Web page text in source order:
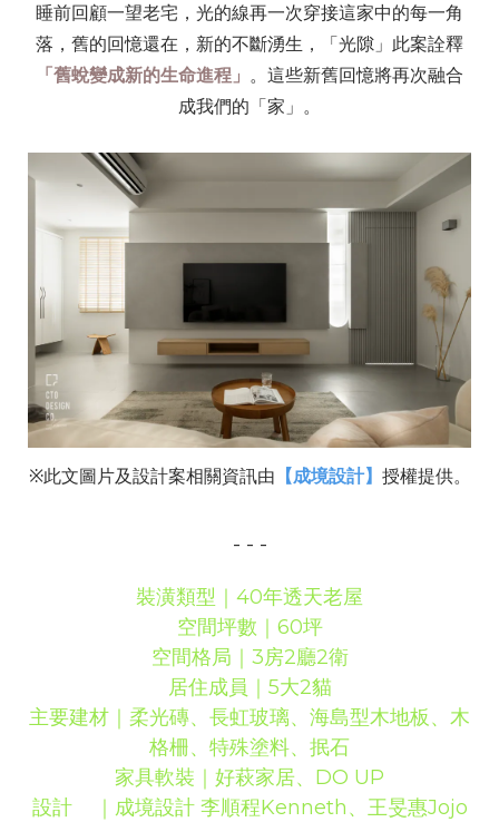
睡前回顧一望老宅，光的線再一次穿接這家中的每一角
落，舊的回憶還在，新的不斷湧生，「光隙」此案詮釋
「舊蛻變成新的生命進程」 。這些新舊回憶將再次融合
成我們的「家」。
※此文圖片及設計案相關資訊由 【成境設計】 授權提供。
- - -
裝潢類型｜ 40年透天老屋
空間坪數｜ 60坪
空間格局｜ 3房2廳2衛
居住成員｜ 5大2貓
主要建材｜柔光磚、長虹玻璃、海島型木地板、木
格柵、特殊塗料、抿石
家具軟裝｜好萩家居、 DO UP
設計
｜成境設計 李順程Kenneth、王旻惠Jojo